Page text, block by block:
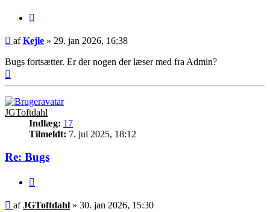
Indlæg
afKejle » 29. jan 2026, 16:38
Bugs fortsætter. Er der nogen der læser med fra Admin?
JGToftdahl
Indlæg: 17
Tilmeldt: 7. jul 2025, 18:12
Re: Bugs
Indlæg
afJGToftdahl » 30. jan 2026, 15:30